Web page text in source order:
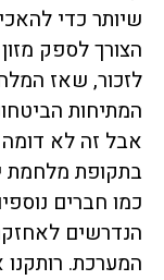
שיותר כדי
הצורך לספק
לזכור, שאז
המתיחות
אבל זה לא
בתקופת מלחמת
כמו חברים
הנדרשים
המערכת. רותקנו